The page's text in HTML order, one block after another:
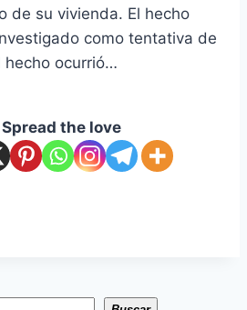
de su vivienda. El hecho
como tentativa de
hecho ocurrió…
Spread the love